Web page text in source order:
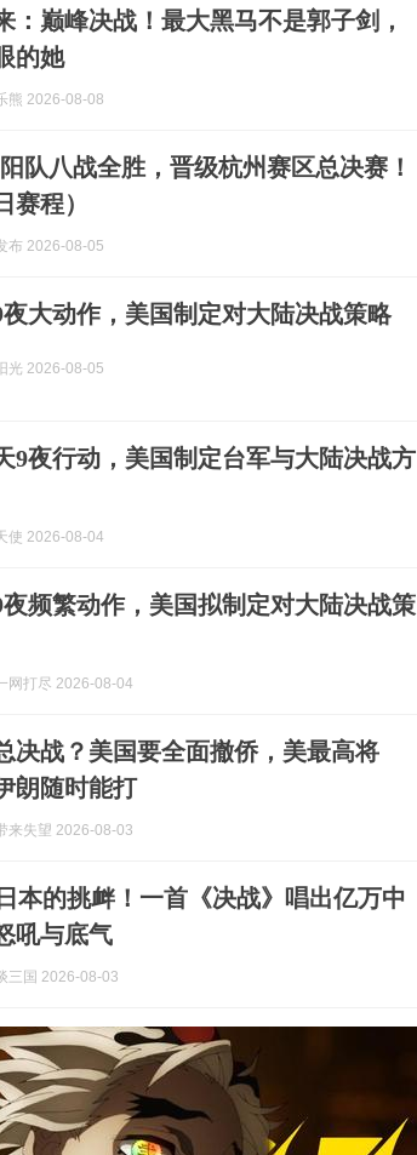
：巅峰决战！最大黑马不是郭子剑，
的她
熊 2026-08-08
队八战全胜，晋级杭州赛区总决赛！
赛程）
布 2026-08-05
夜大动作，美国制定对大陆决战策略
光 2026-08-05
9夜行动，美国制定台军与大陆决战方
使 2026-08-04
夜频繁动作，美国拟制定对大陆决战策
网打尽 2026-08-04
决战？美国要全面撤侨，美最高将
朗随时能打
来失望 2026-08-03
本的挑衅！一首《决战》唱出亿万中
吼与底气
三国 2026-08-03